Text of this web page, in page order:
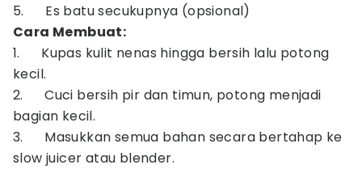
5. Es batu secukupnya (opsional)
Cara Membuat:
1. Kupas kulit nenas hingga bersih lalu potong
kecil.
2. Cuci bersih pir dan timun, potong menjadi
bagian kecil.
3. Masukkan semua bahan secara bertahap ke
slow juicer atau blender.